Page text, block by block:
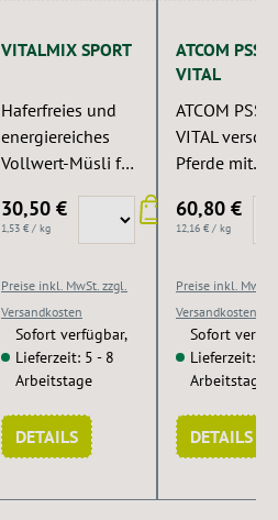
VITALMIX SPORT
Haferfreies und
energiereiches
Vollwert-Müsli für
Premium-Qualität.
30,50 €
1,53 € / kg
Preise inkl. MwSt. zzgl.
Versandkosten
Sofort verfügbar,
Lieferzeit: 5 - 8
Arbeitstage
DETAILS
ATCOM
VITAL
ATCOM
VITAL
Pferde mit
Vitaminen,
und
60,80 €
12,16 € / kg
Preise inkl. MwSt.
Versandkosten
Sofort
Lieferzeit: 5
Arbeitstage
DETAILS